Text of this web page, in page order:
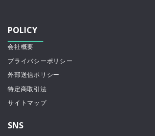
POLICY
会社概要
プライバシーポリシー
外部送信ポリシー
特定商取引法
サイトマップ
SNS